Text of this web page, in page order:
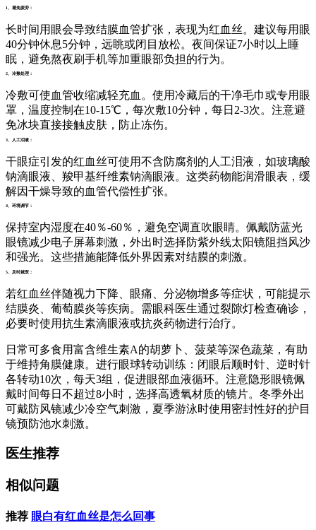
1、避免疲劳：
长时间用眼会导致结膜血管扩张，表现为红血丝。建议每用眼
40分钟休息5分钟，远眺或闭目放松。夜间保证7小时以上睡
眠，避免熬夜刷手机等加重眼部负担的行为。
2、冷敷处理：
冷敷可使血管收缩减轻充血。使用冷藏后的干净毛巾或专用眼
罩，温度控制在10-15℃，每次敷10分钟，每日2-3次。注意避
免冰块直接接触皮肤，防止冻伤。
3、人工泪液：
干眼症引发的红血丝可使用不含防腐剂的人工泪液，如玻璃酸
钠滴眼液、羧甲基纤维素钠滴眼液。这类药物能润滑眼表，缓
解因干燥导致的血管代偿性扩张。
4、环境调节：
保持室内湿度在40％-60％，避免空调直吹眼睛。佩戴防蓝光
眼镜减少电子屏幕刺激，外出时选择防紫外线太阳镜阻挡风沙
和强光。这些措施能降低外界因素对结膜的刺激。
5、及时就医：
若红血丝伴随视力下降、眼痛、分泌物增多等症状，可能提示
结膜炎、葡萄膜炎等疾病。需眼科医生通过裂隙灯检查确诊，
必要时使用抗生素滴眼液或抗炎药物进行治疗。
日常可多食用富含维生素A的胡萝卜、菠菜等深色蔬菜，有助
于维持角膜健康。进行眼球转动训练：闭眼后顺时针、逆时针
各转动10次，每天3组，促进眼部血液循环。注意隐形眼镜佩
戴时间每日不超过8小时，选择高透氧材质的镜片。冬季外出
可戴防风镜减少冷空气刺激，夏季游泳时使用密封性好的护目
镜预防池水刺激。
医生推荐
相似问题
推荐 眼白有红血丝是怎么回事